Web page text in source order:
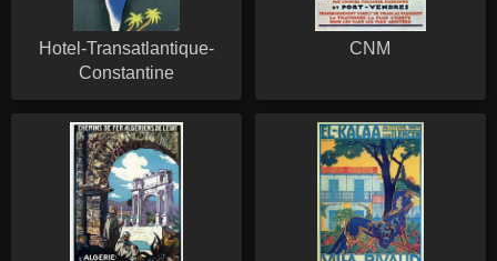
Hotel-Transatlantique-
Constantine
CNM